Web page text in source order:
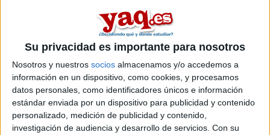
Su privacidad es importante para nosotros
Nosotros y nuestros socios almacenamos y/o accedemos a
información en un dispositivo, como cookies, y procesamos
datos personales, como identificadores únicos e información
estándar enviada por un dispositivo para publicidad y contenido
personalizado, medición de publicidad y contenido,
investigación de audiencia y desarrollo de servicios. Con su
- Estudiar en la UAM (Universidad Autonoma de Madrid)
- Estudiar en la UCLM (universidad castilla la mancha (ciudad
real))
8 comentarios leer más
estudios de áfrica y asia
emiliazo 30/05/2011
Buenas!